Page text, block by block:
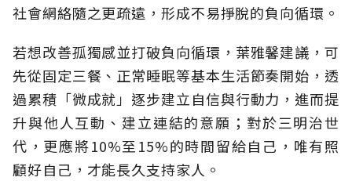
社會網絡隨之更疏遠，形成不易掙脫的負向循環。
若想改善孤獨感並打破負向循環，葉雅馨建議，可
先從固定三餐、正常睡眠等基本生活節奏開始，透
過累積「微成就」逐步建立自信與行動力，進而提
升與他人互動、建立連結的意願；對於三明治世
代，更應將10%至15%的時間留給自己，唯有照
顧好自己，才能長久支持家人。